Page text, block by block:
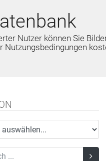
Nutzer können Sie
Nutzungsbedingungen